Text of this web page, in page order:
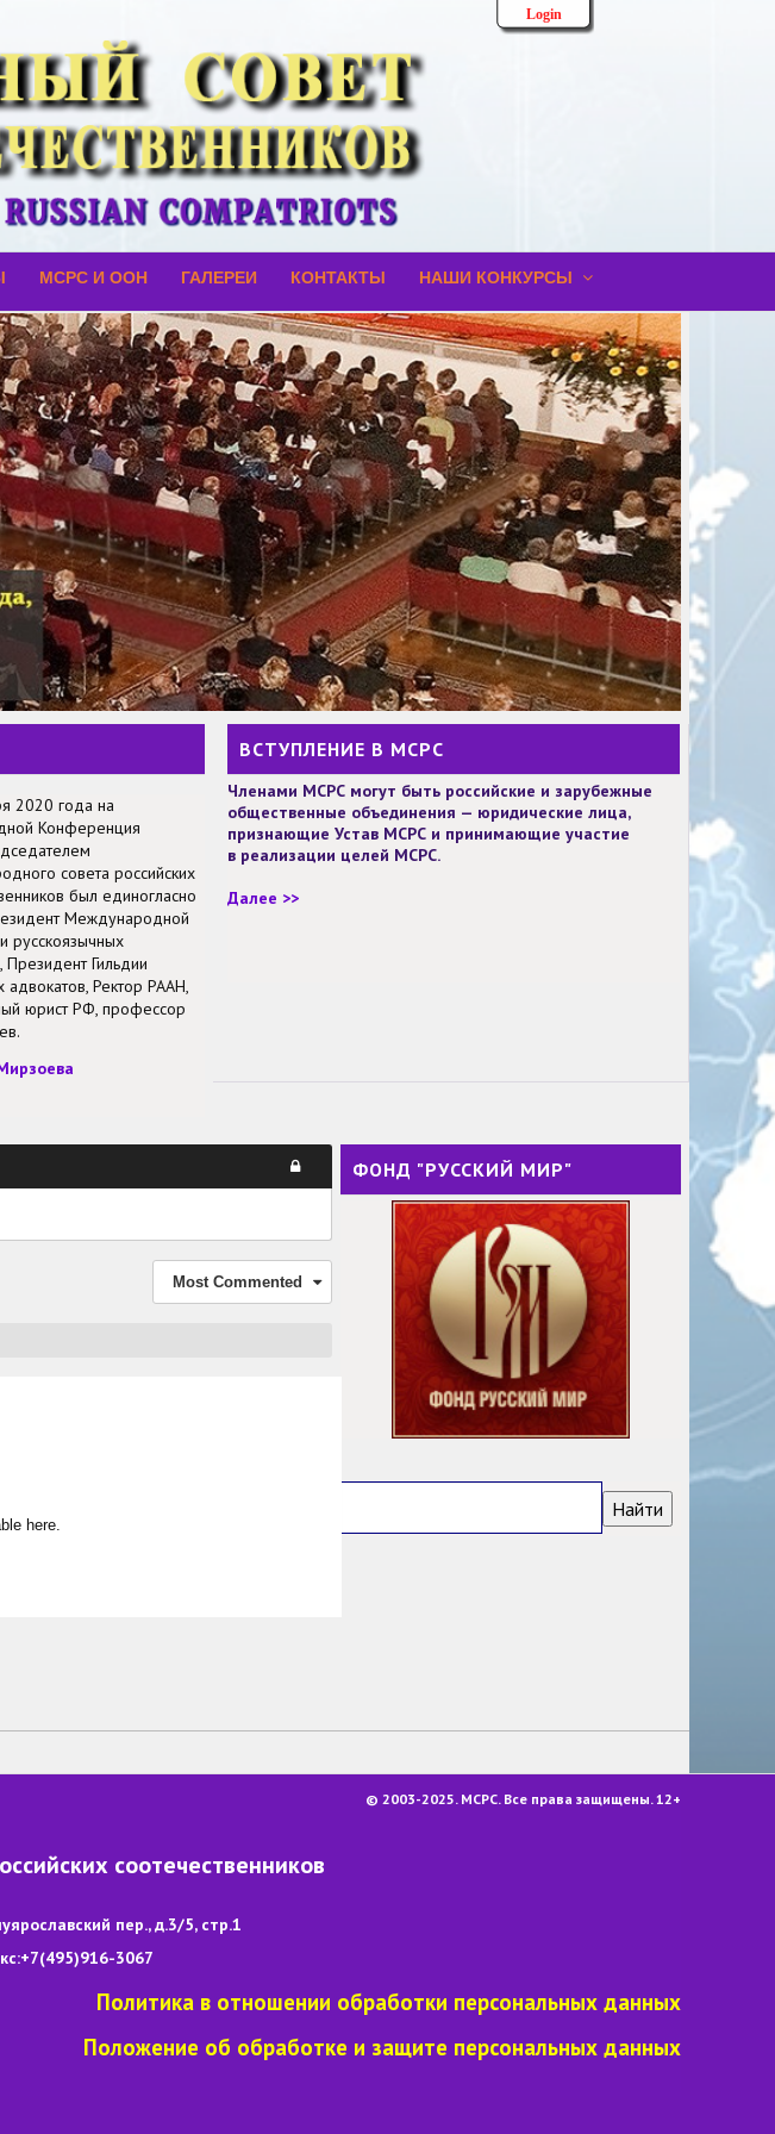
Login
МСРС И ООН ГАЛЕРЕИ КОНТАКТЫ НАШИ КОНКУРСЫ
2020 года на
Конференция
совета российских
был единогласно
Международной
русскоязычных
Президент Гильдии
адвокатов, Ректор РААН,
юрист РФ, профессор
ВСТУПЛЕНИЕ В МСРС
Членами МСРС могут быть российские и зарубежные
общественные объединения — юридические лица,
признающие Устав МСРС и принимающие участие
в реализации целей МСРС.
Далее >>
Most Commented
here.
ФОНД "РУССКИЙ МИР"
© 2003-2025. МСРС. Все права защищены. 12+
соотечественников
пер., д.3/5, стр.1
3067
Политика в отношении обработки персональных данных
Положение об обработке и защите персональных данных